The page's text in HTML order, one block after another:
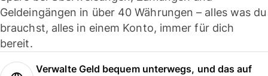
Geldeingängen in über 40 Währungen – alles was du
brauchst, alles in einem Konto, immer für dich
bereit.
Verwalte Geld bequem unterwegs, und das auf